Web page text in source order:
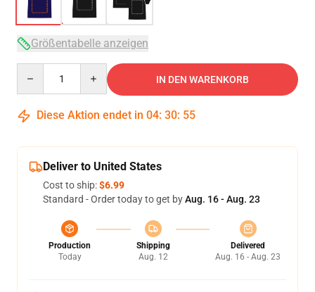
Größentabelle anzeigen
IN DEN WARENKORB
Diese Aktion endet in 04: 30: 54
Deliver to United States
Cost to ship:$6.99
Standard - Order today to get byAug. 16 - Aug. 23
Production
Today
Shipping
Aug. 12
Delivered
Aug. 16 - Aug. 23